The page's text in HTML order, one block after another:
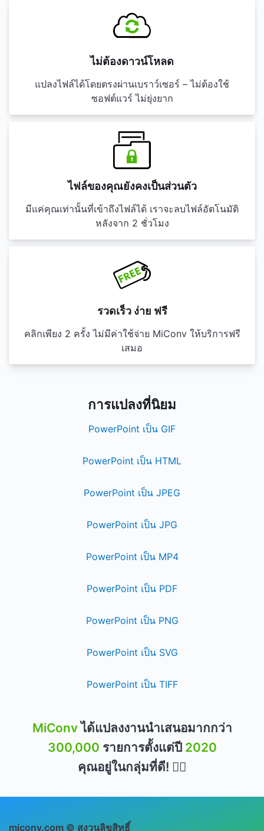
ไม่ต้องดาวน์โหลด
แปลงไฟล์ได้โดยตรงผ่านเบราว์เซอร์ – ไม่ต้องใช้
ซอฟต์แวร์ ไม่ยุ่งยาก
ไฟล์ของคุณยังคงเป็นส่วนตัว
มีแค่คุณเท่านั้นที่เข้าถึงไฟล์ได้ เราจะลบไฟล์อัตโนมัติ
หลังจาก 2 ชั่วโมง
รวดเร็ว ง่าย ฟรี
คลิกเพียง 2 ครั้ง ไม่มีค่าใช้จ่าย MiConv ให้บริการฟรี
เสมอ
การแปลงที่นิยม
PowerPoint เป็น GIF
PowerPoint เป็น HTML
PowerPoint เป็น JPEG
PowerPoint เป็น JPG
PowerPoint เป็น MP4
PowerPoint เป็น PDF
PowerPoint เป็น PNG
PowerPoint เป็น SVG
PowerPoint เป็น TIFF
MiConvได้แปลงงานนำเสนอมากกว่า
300,000 รายการตั้งแต่ปี 2020
คุณอยู่ในกลุ่มที่ดี! 👍🏻
miconv.com © สงวนลิขสิทธิ์